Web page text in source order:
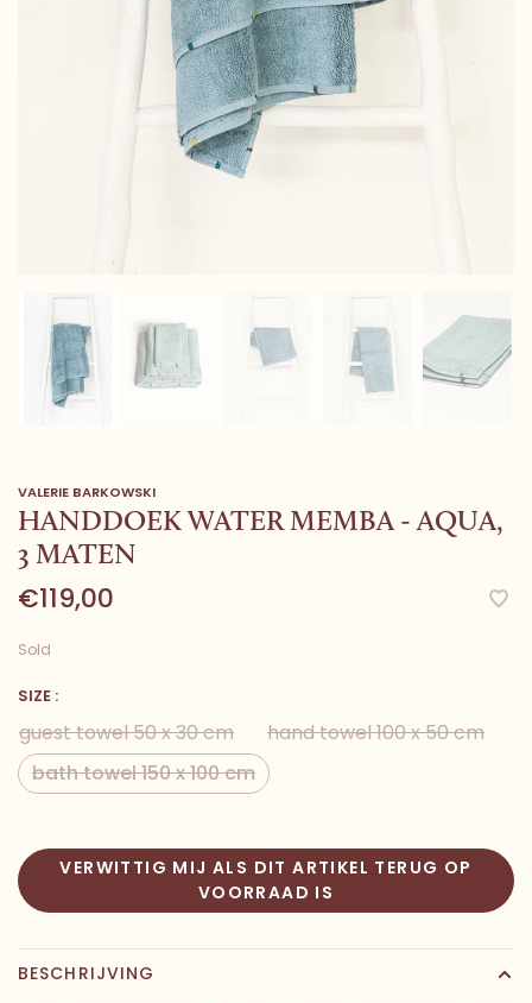
VALERIE BARKOWSKI
HANDDOEK WATER MEMBA - AQUA,
3 MATEN
€119,00
Sold
SIZE :
guest towel 50 x 30 cm
hand towel 100 x 50 cm
bath towel 150 x 100 cm
VERWITTIG MIJ ALS DIT ARTIKEL TERUG OP
VOORRAAD IS
BESCHRIJVING